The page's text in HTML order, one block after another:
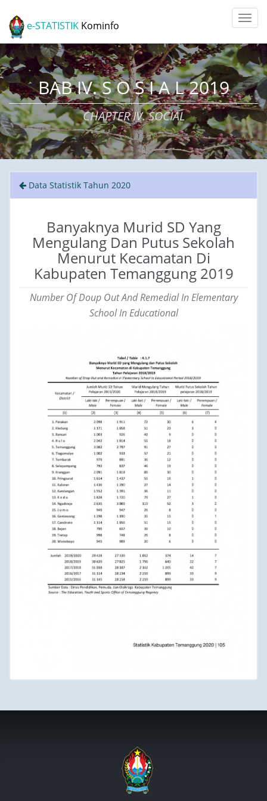
e-STATISTIK Kominfo
BAB IV. S O S I A L 2019
CHAPTER IV. SOCIAL
Data Statistik Tahun 2020
Banyaknya Murid SD Yang
Mengulang Dan Putus Sekolah
Menurut Kecamatan Di
Kabupaten Temanggung 2019
Number Of Doup Out And Remedial In Elementary
School In Educational